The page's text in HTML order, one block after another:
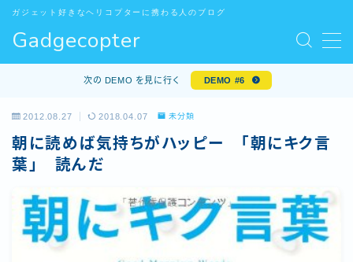
Gadgecopter
ガジェット好きなヘリコプターに携わる人のブログ
MENU
お問い合わせ
デモプリセット記事 #5
デモプリセット記事 Part10
プライバシーポリシー
プライバシーポリシー
プロフィール
利用規約／特定商取引法に基づく表記
有料記事の決済完了ページ
特定商取引法に基づく表記
次の DEMO を見に行く DEMO #6
2012.08.27 2018.04.07 未分類
朝に読めば気持ちがハッピー 「朝にキク言
葉」 読んだ